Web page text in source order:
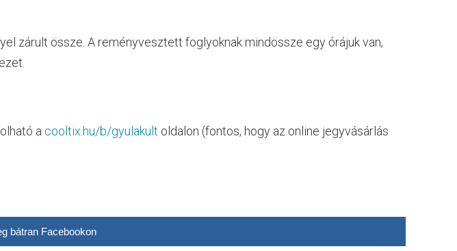
zárult össze. A reményvesztett foglyoknak mindössze egy órájuk van,
a cooltix.hu/b/gyulakult oldalon (fontos, hogy az online jegyvásárlás
bátran Facebookon